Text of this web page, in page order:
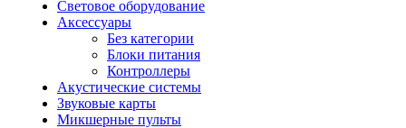
Световое оборудование
Аксессуары
Без категории
Блоки питания
Контроллеры
Акустические системы
Звуковые карты
Микшерные пульты